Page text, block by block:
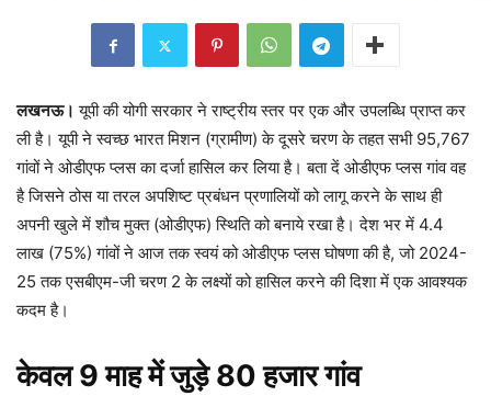
लखनऊ। यूपी की योगी सरकार ने राष्ट्रीय स्तर पर एक और उपलब्धि प्राप्त कर
ली है। यूपी ने स्वच्छ भारत मिशन (ग्रामीण) के दूसरे चरण के तहत सभी 95,767
गांवों ने ओडीएफ प्लस का दर्जा हासिल कर लिया है। बता दें ओडीएफ प्लस गांव वह
है जिसने ठोस या तरल अपशिष्ट प्रबंधन प्रणालियों को लागू करने के साथ ही
अपनी खुले में शौच मुक्त (ओडीएफ) स्थिति को बनाये रखा है। देश भर में 4.4
लाख (75%) गांवों ने आज तक स्वयं को ओडीएफ प्लस घोषणा की है, जो 2024-
25 तक एसबीएम-जी चरण 2 के लक्ष्यों को हासिल करने की दिशा में एक आवश्यक
कदम है।
केवल 9 माह में जुड़े 80 हजार गांव